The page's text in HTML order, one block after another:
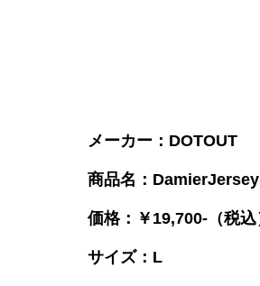
メーカー：DOTOUT
商品名：
価格：￥19,700-（税込
サイズ：L